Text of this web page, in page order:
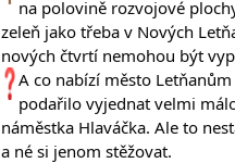
na polovině rozvojové
zeleň jako třeba v Nových
nových čtvrtí nemohou být
A co nabízí město
podařilo vyjednat velmi
náměstka Hlaváčka. Ale to
a né si jenom stěžovat.